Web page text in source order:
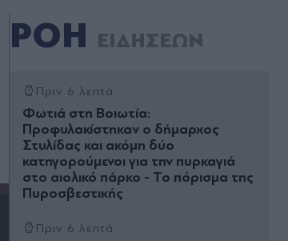
ΡΟΗ ΕΙΔΗΣΕΩΝ
Πριν 6 λεπτά
Φωτιά στη Βοιωτία:
Προφυλακίστηκαν ο δήμαρχος
Στυλίδας και ακόμη δύο
κατηγορούμενοι για την πυρκαγιά
στο αιολικό πάρκο - Το πόρισμα της
Πυροσβεστικής
Πριν 6 λεπτά